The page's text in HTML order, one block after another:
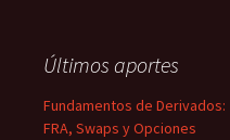
Últimos aportes
Fundamentos de Derivados:
FRA, Swaps y Opciones